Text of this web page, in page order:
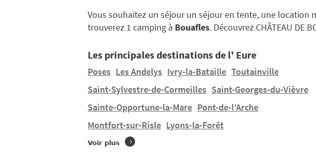
Vous souhaitez un séjour un séjour en tente, une location
trouverez 1 camping à Bouafles. Découvrez CHÂTEAU DE
Les principales destinations de l' Eure
Poses Les Andelys Ivry-la-Bataille Toutainville
Saint-Sylvestre-de-Cormeilles Saint-Georges-du-Vièvre
Sainte-Opportune-la-Mare Pont-de-l’Arche
Montfort-sur-Risle Lyons-la-Forêt
Voir plus